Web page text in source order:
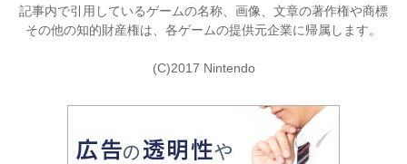
記事内で引用しているゲームの名称、画像、文章の著作権や商標
その他の知的財産権は、各ゲームの提供元企業に帰属します。
(C)2017 Nintendo